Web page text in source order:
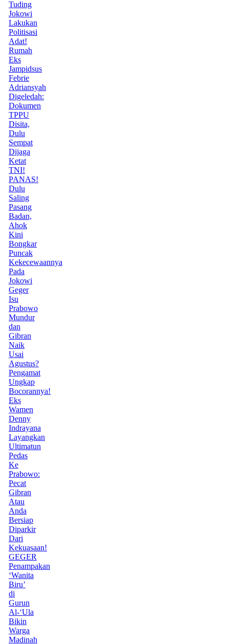
Tuding
Jokowi
Lakukan
Politisasi
Adat!
Rumah
Eks
Jampidsus
Febrie
Adriansyah
Digeledah:
Dokumen
TPPU
Disita,
Dulu
Sempat
Dijaga
Ketat
TNI!
PANAS!
Dulu
Saling
Pasang
Badan,
Ahok
Kini
Bongkar
Puncak
Kekecewaannya
Pada
Jokowi
Geger
Isu
Prabowo
Mundur
dan
Gibran
Naik
Usai
Agustus?
Pengamat
Ungkap
Bocorannya!
Eks
Wamen
Denny
Indrayana
Layangkan
Ultimatun
Pedas
Ke
Prabowo:
Pecat
Gibran
Atau
Anda
Bersiap
Diparkir
Dari
Kekuasaan!
GEGER
Penampakan
‘Wanita
Biru’
di
Gurun
Al-‘Ula
Bikin
Warga
Madinah